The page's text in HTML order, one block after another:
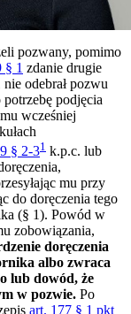
pozwany, pomimo
§ 1 zdanie drugie
odebrał pozwu
podjęcia
wcześniej
§ 2-31 k.p.c. lub
mu przy
do doręczenia tego
(§ 1). Powód w
zobowiązania,
doręczenia
albo zwraca
lub dowód, że
w pozwie. Po
art. 177 § 1 pkt